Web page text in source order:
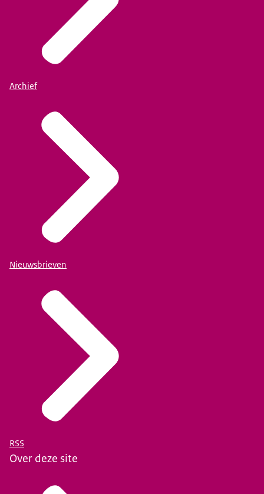
Archief
Nieuwsbrieven
RSS
Over deze site